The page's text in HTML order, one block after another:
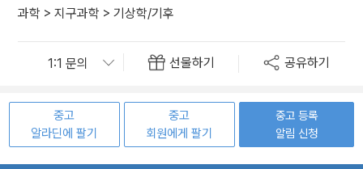
과학 > 지구과학 > 기상학/기후
선물하기 공유하기
중고
알라딘에 팔기
중고
회원에게 팔기
중고 등록
알림 신청